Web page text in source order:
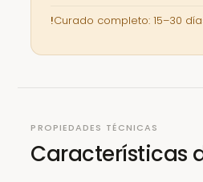
!Curado completo: 15–30
PROPIEDADES TÉCNICAS
Características